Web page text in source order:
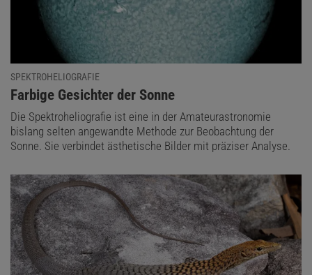
SPEKTROHELIOGRAFIE
:
Farbige Gesichter der Sonne
Die Spektroheliografie ist eine in der Amateurastronomie
bislang selten angewandte Methode zur Beobachtung der
Sonne. Sie verbindet ästhetische Bilder mit präziser Analyse.